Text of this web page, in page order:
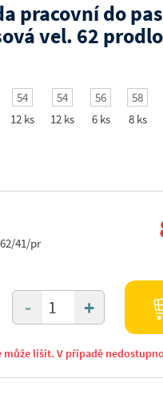
pracovní do
vel. 62
54
12 ks
54
12 ks
56
6 ks
58
8 ks
41/pr
+
-
může lišit. V případě